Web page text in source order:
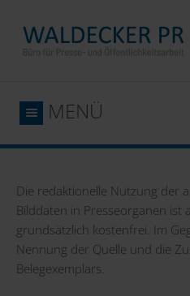
MENÜ
Die redaktionelle Nutzung der
Bilddaten in Presseorganen ist
grundsätzlich kostenfrei. Im
Nennung der Quelle und die
Belegexemplars.